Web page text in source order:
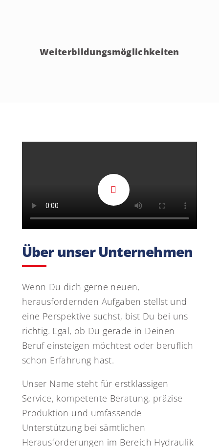
Weiterbildungsmöglichkeiten
Über unser Unternehmen
Wenn Du dich gerne neuen,
herausfordernden Aufgaben stellst und
eine Perspektive suchst, bist Du bei uns
richtig. Egal, ob Du gerade in Deinen
Beruf einsteigen möchtest oder beruflich
schon Erfahrung hast.
Unser Name steht für erstklassigen
Service, kompetente Beratung, präzise
Produktion und umfassende
Unterstützung bei sämtlichen
Herausforderungen im Bereich Hydraulik